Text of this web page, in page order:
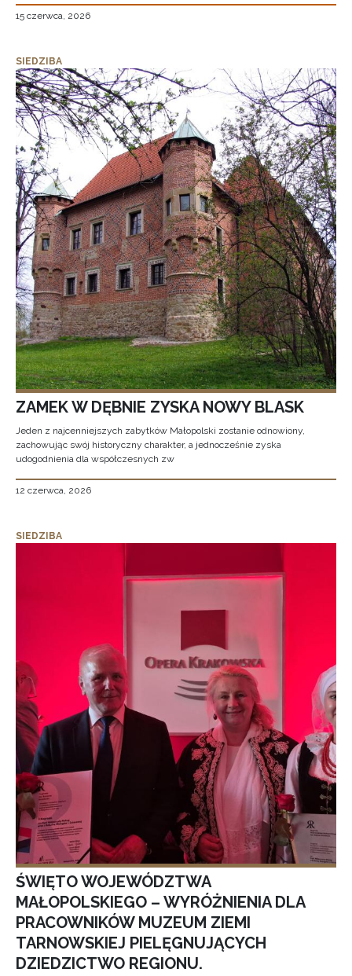
15 czerwca, 2026
SIEDZIBA
ZAMEK W DĘBNIE ZYSKA NOWY BLASK
Jeden z najcenniejszych zabytków Małopolski zostanie odnowiony,
zachowując swój historyczny charakter, a jednocześnie zyska
udogodnienia dla współczesnych zw
12 czerwca, 2026
SIEDZIBA
ŚWIĘTO WOJEWÓDZTWA
MAŁOPOLSKIEGO – WYRÓŻNIENIA DLA
PRACOWNIKÓW MUZEUM ZIEMI
TARNOWSKIEJ PIELĘGNUJĄCYCH
DZIEDZICTWO REGIONU.